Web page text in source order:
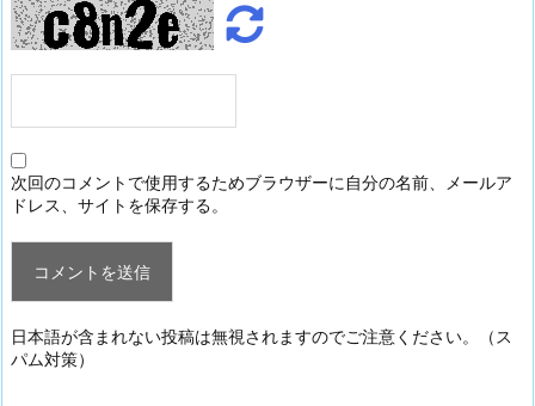
次回のコメントで使用するためブラウザーに自分の名前、メールア
ドレス、サイトを保存する。
日本語が含まれない投稿は無視されますのでご注意ください。（ス
パム対策）